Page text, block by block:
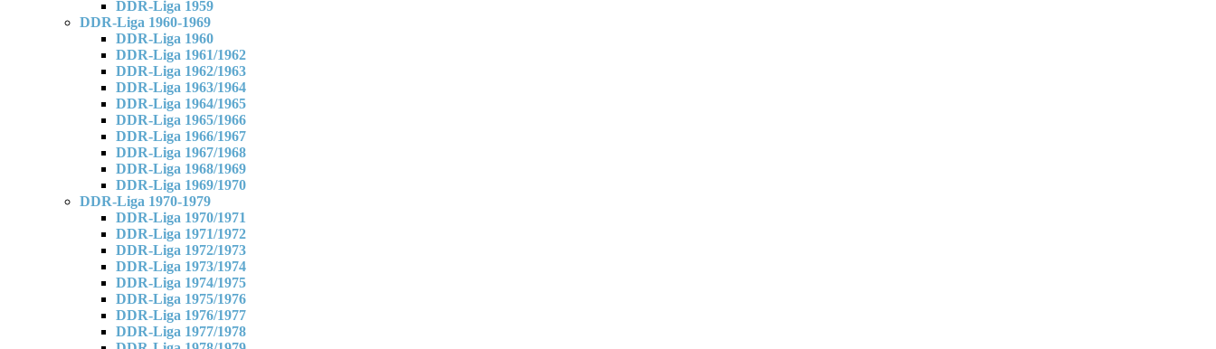
DDR-Liga 1959
DDR-Liga 1960-1969
DDR-Liga 1960
DDR-Liga 1961/1962
DDR-Liga 1962/1963
DDR-Liga 1963/1964
DDR-Liga 1964/1965
DDR-Liga 1965/1966
DDR-Liga 1966/1967
DDR-Liga 1967/1968
DDR-Liga 1968/1969
DDR-Liga 1969/1970
DDR-Liga 1970-1979
DDR-Liga 1970/1971
DDR-Liga 1971/1972
DDR-Liga 1972/1973
DDR-Liga 1973/1974
DDR-Liga 1974/1975
DDR-Liga 1975/1976
DDR-Liga 1976/1977
DDR-Liga 1977/1978